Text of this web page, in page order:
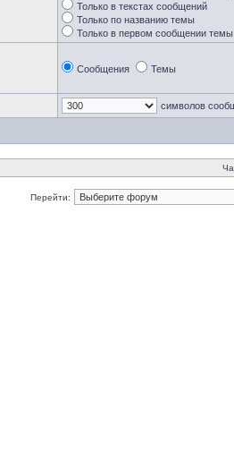
Только в текстах сообщений
Только по названию темы
Только в первом сообщении темы
Сообщения Темы
символов
Перейти: